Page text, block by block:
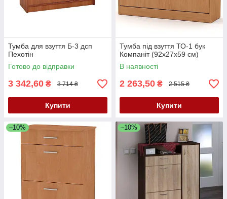
Тумба для взуття Б-3 дсп
Пехотін
Готово до відправки
3 342,60 ₴ 3 714 ₴
Купити
Тумба під взуття ТО-1 бук
Компаніт (92х27х59 см)
В наявності
2 263,50 ₴ 2 515 ₴
Купити
–10% –10%